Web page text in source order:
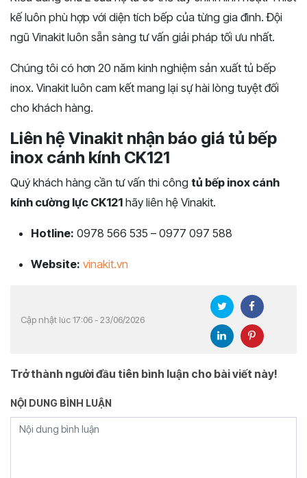
kế luôn phù hợp với diện tích bếp của từng gia đình. Đội
ngũ Vinakit luôn sẵn sàng tư vấn giải pháp tối ưu nhất.
Chúng tôi có hơn 20 năm kinh nghiệm sản xuất tủ bếp
inox. Vinakit luôn cam kết mang lại sự hài lòng tuyệt đối
cho khách hàng.
Liên hệ Vinakit nhận báo giá tủ bếp
inox cánh kính CK121
Quý khách hàng cần tư vấn thi công tủ bếp inox cánh
kính cường lực CK121 hãy liên hệ Vinakit.
Hotline: 0978 566 535 – 0977 097 588
Website: vinakit.vn
Cập nhật lúc 17:06 - 23/06/2026
Trở thành người đầu tiên bình luận cho bài viết này!
NỘI DUNG BÌNH LUẬN